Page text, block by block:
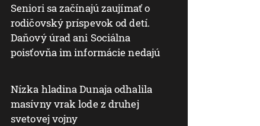
Seniori sa začínajú zaujímať o
rodičovský príspevok od detí.
Daňový úrad ani Sociálna
poisťovňa im informácie nedajú
Nízka hladina Dunaja odhalila
masívny vrak lode z druhej
svetovej vojny